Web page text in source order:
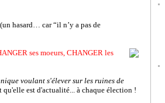
hasard… car “il n’y a pas de
ses moeurs, CHANGER les
voulant s'élever sur les ruines de
est d'actualité... à chaque élection !